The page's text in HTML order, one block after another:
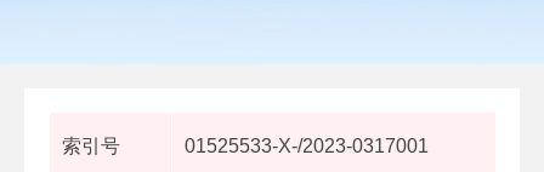
索引号 01525533-X-/2023-0317001